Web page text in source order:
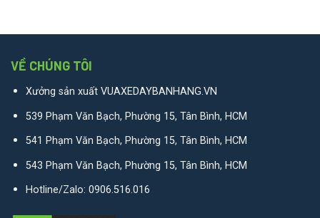
VỀ CHÚNG TÔI
Xưởng sản xuất VUAXEDAYBANHANG.VN
539 Phạm Văn Bạch, Phường 15, Tân Bình, HCM
541 Phạm Văn Bạch, Phường 15, Tân Bình, HCM
543 Phạm Văn Bạch, Phường 15, Tân Bình, HCM
Hotline/Zalo: 0906.516.016